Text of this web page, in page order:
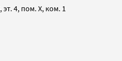
4, пом. X, ком. 1